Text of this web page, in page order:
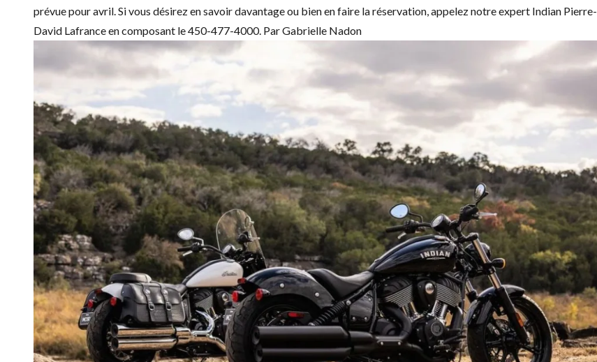
prévue pour avril. Si vous désirez en savoir davantage ou bien en faire la réservation, appelez notre expert Indian Pierre-
David Lafrance en composant le 450-477-4000. Par Gabrielle Nadon